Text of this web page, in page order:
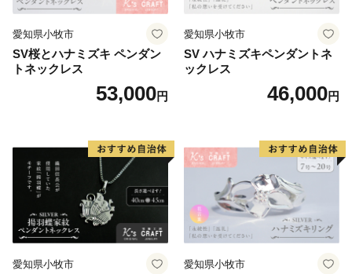
愛知県小牧市
SV桜とハナミズキ ペンダン
トネックレス
53,000円
愛知県小牧市
SV ハナミズキペンダントネ
ックレス
46,000円
愛知県小牧市 愛知県小牧市